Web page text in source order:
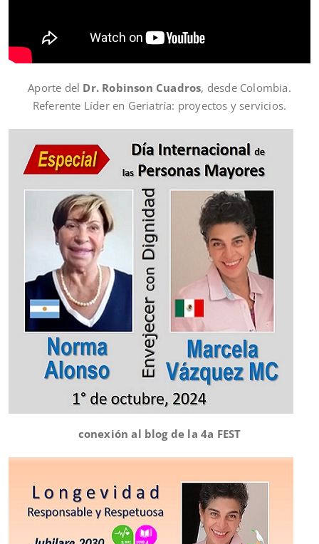
Aporte del Dr. Robinson Cuadros, desde Colombia.
Referente Líder en Geriatría: proyectos y servicios.
conexión al blog de la 4a FEST